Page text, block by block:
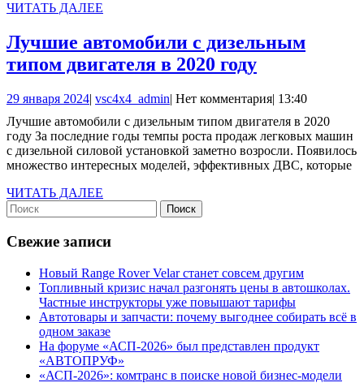
ЧИТАТЬ ДАЛЕЕ
Лучшие автомобили с дизельным
типом двигателя в 2020 годуЛучшие
с
дизельным
типом
двигателя
29 января 202429
2024
| vsc4x4_adminvsc4x4_admin
| Нет комментария| 13:40
Лучшие автомобили с дизельным типом двигателя в 2020
году За последние годы темпы роста продаж легковых машин
с дизельной силовой установкой заметно возросли. Появилось
множество интересных моделей, эффективных ДВС, которые
ЧИТАТЬ ДАЛЕЕ
Найти:
Свежие записи
Новый Range Rover Velar станет совсем другим
Топливный кризис начал разгонять цены в автошколах.
Частные инструкторы уже повышают тарифы
Автотовары и запчасти: почему выгоднее собирать всё в
одном заказе
На форуме «АСП-2026» был представлен продукт
«АВТОПРУФ»
«АСП-2026»: комтранс в поиске новой бизнес-модели